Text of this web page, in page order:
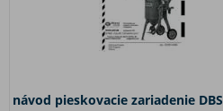
návod pieskovacie zariadenie